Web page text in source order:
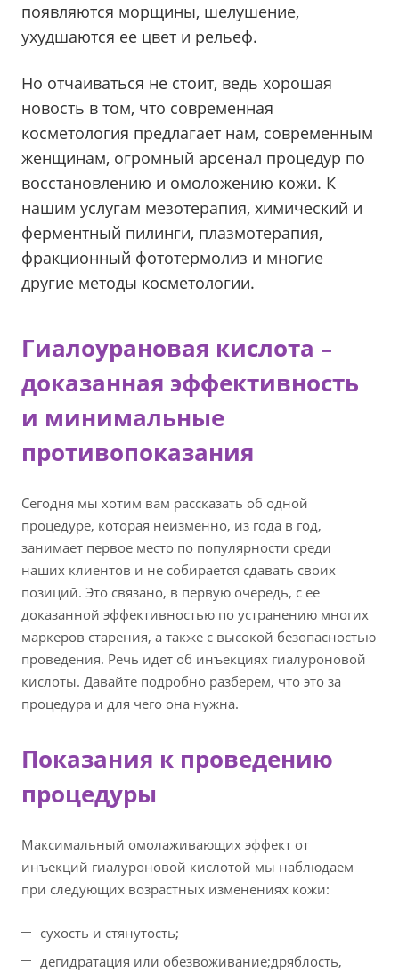
появляются морщины, шелушение,
ухудшаются ее цвет и рельеф.
Но отчаиваться не стоит, ведь хорошая
новость в том, что современная
косметология предлагает нам, современным
женщинам, огромный арсенал процедур по
восстановлению и омоложению кожи. К
нашим услугам мезотерапия, химический и
ферментный пилинги, плазмотерапия,
фракционный фототермолиз и многие
другие методы косметологии.
Гиалоурановая кислота –
доказанная эффективность
и минимальные
противопоказания
Сегодня мы хотим вам рассказать об одной
процедуре, которая неизменно, из года в год,
занимает первое место по популярности среди
наших клиентов и не собирается сдавать своих
позиций. Это связано, в первую очередь, с ее
доказанной эффективностью по устранению многих
маркеров старения, а также с высокой безопасностью
проведения. Речь идет об инъекциях гиалуроновой
кислоты. Давайте подробно разберем, что это за
процедура и для чего она нужна.
Показания к проведению
процедуры
Максимальный омолаживающих эффект от
инъекций гиалуроновой кислотой мы наблюдаем
при следующих возрастных изменениях кожи:
сухость и стянутость;
дегидратация или обезвоживание;дряблость,